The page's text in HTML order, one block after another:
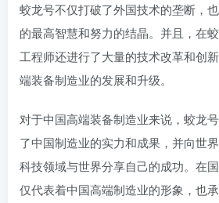
蛟龙号不仅打破了外国技术的垄断，
的最高智慧和努力的结晶。并且，在
工程师还进行了大量的技术改革和创
端装备制造业的发展和升级。
对于中国高端装备制造业来说，蛟龙
了中国制造业的实力和成果，并向世
科技领域与世界分享自己的成功。在
仅代表着中国高端制造业的形象，也承